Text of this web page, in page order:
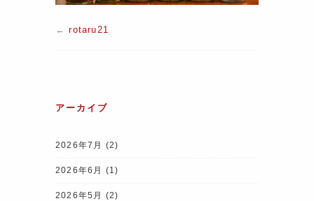
←rotaru21
アーカイブ
2026年7月 (2)
2026年6月 (1)
2026年5月 (2)